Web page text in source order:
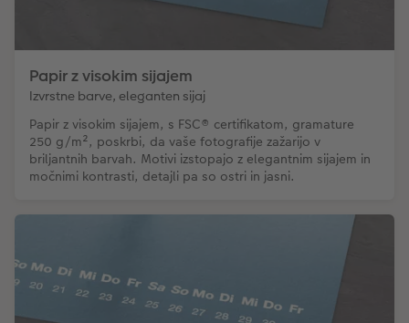
Papir z visokim sijajem
Izvrstne barve, eleganten sijaj
Papir z visokim sijajem, s FSC® certifikatom, gramature
250 g/m², poskrbi, da vaše fotografije zažarijo v
briljantnih barvah. Motivi izstopajo z elegantnim sijajem in
močnimi kontrasti, detajli pa so ostri in jasni.